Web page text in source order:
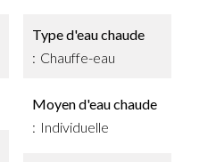
Type d'eau chaude
Chauffe-eau
Moyen d'eau chaude
Individuelle